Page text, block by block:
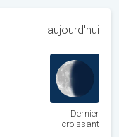
aujourd'hui
Dernier
croissant